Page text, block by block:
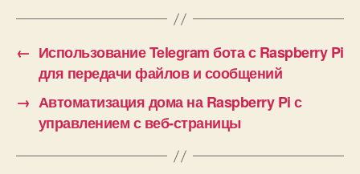
к
← Использование Telegram бота с Raspberry Pi
для передачи файлов и сообщений
→ Автоматизация дома на Raspberry Pi с
управлением с веб-страницы